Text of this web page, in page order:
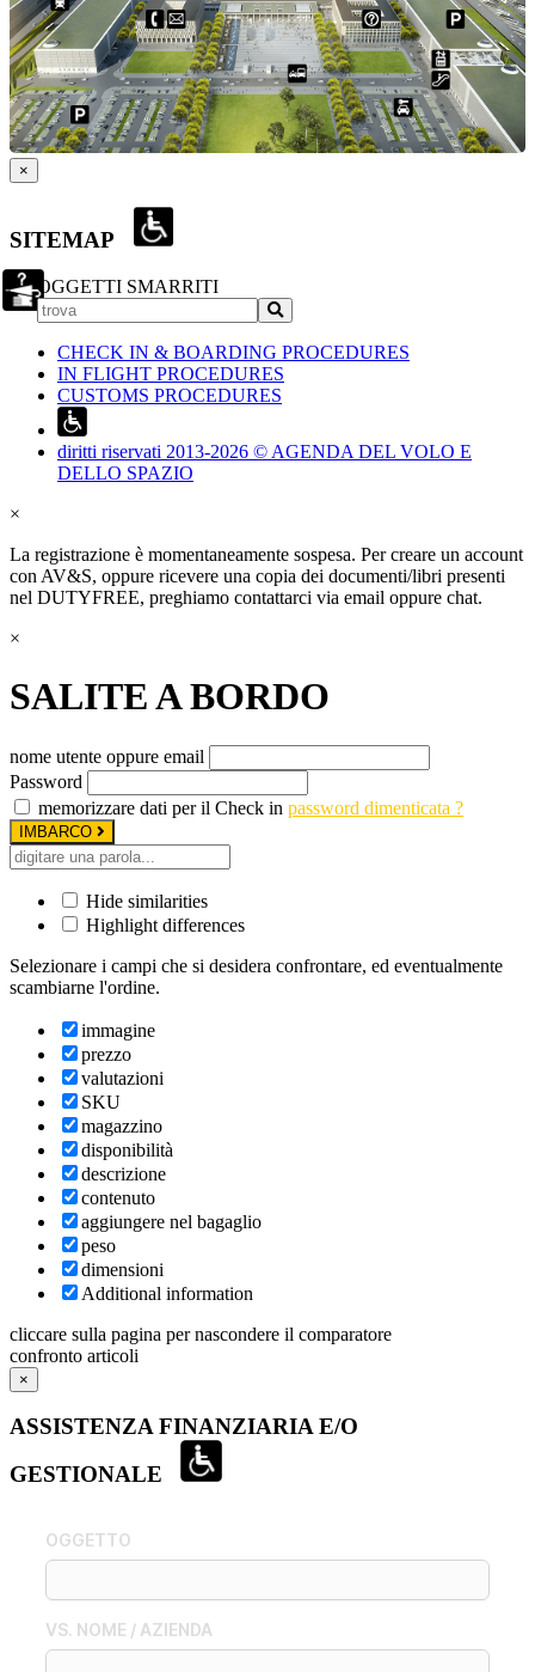
×
SITEMAP
OGGETTI SMARRITI
CHECK IN & BOARDING PROCEDURES
IN FLIGHT PROCEDURES
CUSTOMS PROCEDURES
diritti riservati 2013-2026 © AGENDA DEL VOLO E
DELLO SPAZIO
×
La registrazione è momentaneamente sospesa. Per creare un account
con AV&S, oppure ricevere una copia dei documenti/libri presenti
nel DUTYFREE, preghiamo contattarci via email oppure chat.
×
SALITE A BORDO
nome utente oppure email
Password
memorizzare dati per il Check in password dimenticata ?
IMBARCO
Hide similarities
Highlight differences
Selezionare i campi che si desidera confrontare, ed eventualmente
scambiarne l'ordine.
immagine
prezzo
valutazioni
SKU
magazzino
disponibilità
descrizione
contenuto
aggiungere nel bagaglio
peso
dimensioni
Additional information
cliccare sulla pagina per nascondere il comparatore
confronto articoli
×
ASSISTENZA FINANZIARIA E/O
GESTIONALE